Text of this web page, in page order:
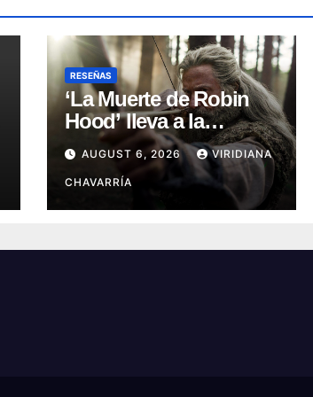
RESEÑAS
‘La Muerte de Robin
Hood’ lleva a la
leyenda a su capítulo
más oscuro (Reseña)
AUGUST 6, 2026 VIRIDIANA
CHAVARRÍA